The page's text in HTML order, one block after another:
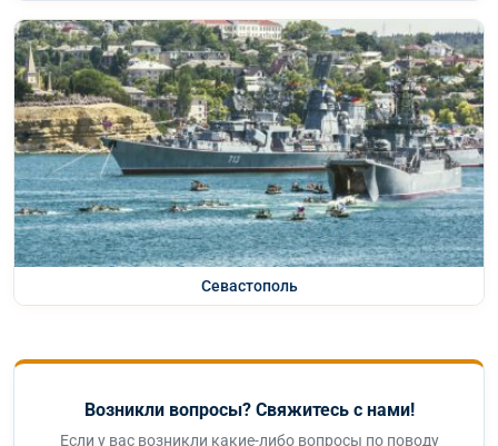
Севастополь
Возникли вопросы? Свяжитесь с нами!
Если у вас возникли какие-либо вопросы по поводу